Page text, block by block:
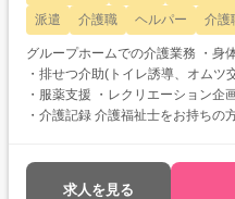
派遣
介護職 ヘルパー 介護
グループホームでの介護業務 ・身体介助(食事介助、歩行介助) ・入浴介助
・排せつ介助(トイレ誘導、オム
・服薬支援 ・レクリエーション企
・介護記録 介護福祉士をお持ちの方を対象とした求人です！ 次のような
～60代活躍中の職場でコミュニケ
求人を見る